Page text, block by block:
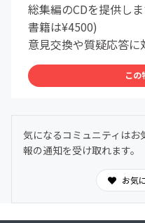
総集編のCDを提供し
書籍は¥4500)
意見交換や質疑応答に
この
気になるコミュニティは
報の通知を受け取れます。
お気